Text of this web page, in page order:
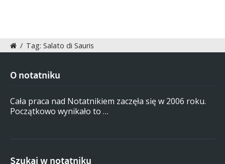
/ Tag: Salato di Sauris
O notatniku
Cała praca nad Notatnikiem zaczęła się w 2006 roku.
Początkowo wynikało to …
Szukaj w notatniku